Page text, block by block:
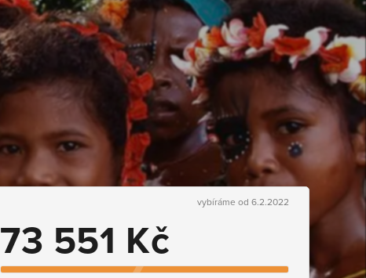
vybíráme od 6.2.2022
73 551 Kč